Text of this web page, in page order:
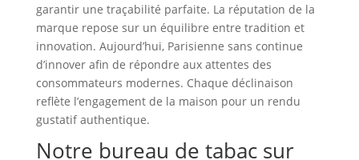
garantir une traçabilité parfaite. La réputation de la
marque repose sur un équilibre entre tradition et
innovation. Aujourd’hui, Parisienne sans continue
d’innover afin de répondre aux attentes des
consommateurs modernes. Chaque déclinaison
reflète l’engagement de la maison pour un rendu
gustatif authentique.
Notre bureau de tabac sur